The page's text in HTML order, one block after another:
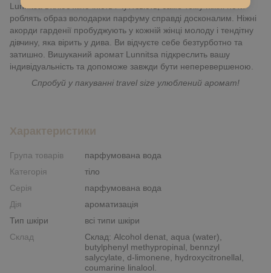
Lunnitsa втілює жіночність і чуттєвість, саме тому ніжні ноти
роблять образ володарки парфуму справді досконалим. Ніжні
акорди гарденії пробуджують у кожній жінці молоду і тендітну
дівчину, яка вірить у дива. Ви відчуєте себе безтурботно та
затишно. Вишуканий аромат Lunnitsa підкреслить вашу
індивідуальність та допоможе завжди бути неперевершеною.
Спробуй у пакуванні travel size улюблений аромат!
Характеристики
Група товарів
парфумована вода
Категорія
тіло
Серія
парфумована вода
Дія
ароматизація
Тип шкіри
всі типи шкіри
Склад
Склад: Alcohol denat, aqua (water),
butylphenyl methypropinal, bennzyl
salycylate, d-limonene, hydroxycitronellal,
coumarine linalool.